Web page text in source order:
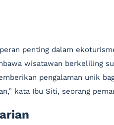
penting dalam
wisatawan berkeliling
pengalaman unik
kata Ibu Siti, seorang